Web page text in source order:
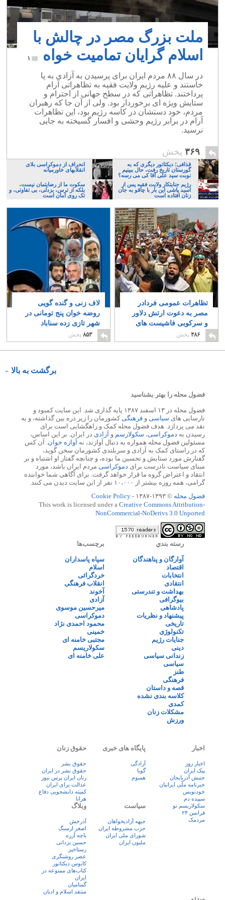
ملت بزرگ مصر در چالش با
اسلام گرایان تمامیت خواه
۱
در سال ۸۸ مردم ایران برای پرسیدن به آزادی به پا
خاستند و علیه رژیم ولایت فقیه به تظاهراتی آرام
پرداختند. تظاهراتی که در سطح جهانی از احترام و
ستایش ویژه ای برخوردار بود. ولی از آن جا که رهبران
مردم، خود دستشان در کاسه رژیم بود، این تظاهرات
آرام در برابر رژیم وحشی و افسار گسیخته به جایی
نرسید.
۳۶۹ پخش
قذافی؛ دیکتاتور دیگری که به
گورستان تاریخ رفت، حال ببینیم
نوبت سید علی آقا کی می رسه؟
انحراف از دموکراسی بلای
انقلابهای خاورمیانه
رژیم جنایتکار ولایت فقیه پس از
اسید پاشی این بار با چاقو به جان
زنان افتاده است
سکوت ما از رضایتمان نیست،
بلکه از ترس، بزدلی، بی تفاوتی، و
تک روی امان است
تظاهرات عمومی فردادر
مصر به دعوت ارتش دلاور
و سرکوبی فاشیست های
اسلامی
۴۸۶ پخش
لاف زنی و گنده گویی
روضه خوان پنج تومانی در
شهر تازی زده سناباد
(مشهد)
۸۵۳ پخش
برگشت به بالا
فضول محله را بهتر بشناسید
فضول محله در ۱۳ اسفند ۱۳۸۷ پایه گذاری شد. این سایت کمبود و
نارسایی های سیاسی و فرهنگی کشورمان را زیر ذره بین گذاشته، و به
نقد می پردازد. هدف فضول محله کمک و راهگشایی است برای
رسیدن به دموکراسی، سکولارسم و آزادی در ایران. بر این اساس،
مسئولین فضول محله همواره به دنبال آوازند، نه آوازه خوان . آن کس
که در راستای کمک به آزادی و سربلندی کشورمان سخن گوید،
گفتارش مورد ستایش و تحسین ما بوده، و چنانچه گفتار او اشتباه و بر
مبنای سیاست نادرست برای دموکراسی مردم ایران باشد، مورد
انتقاد و اعتراض گروه ما قرار خواهد گرفت. برای آگاهی شما خواننده
گرامی، همه روزه بیشتر از ۱۰،۰۰۰ نفر از این سایت دیدن می کنند.
فضول محله © ۱۳۹۳-۱۳۸۷ -
Cookie Policy
This work is licensed under a Creative Commons Attribution-
NonCommercial-NoDerivs 3.0 Unported
رسته بندي
آوارگان و پناهندگان
اقتصاد
انتخابات
انتقادی
بهداشت و تندرستی
بیوگرافی
پادشاهی
پیشنهاد و نظریات
تاریخی
تکنولوژی
جنایات رژیم
دینی
زندانی سیاسی
سیاسی
طنز
فرهنگی
قصه و داستان
کلاسه بندی نشده
کمدی
مشکلات زنان
ورزش
برچسب‌ها
سپاه پاسداران
اسلام
خردگرائی
انقلاب فرهنگی
آخوند
آزادی
میرحسین موسوی
دموکراسی
محمود احمدی نژاد
خمینی
مجتبی خامنه ای
سکولاریسم
علی خامنه ای
اخبار
اخبار روز
پيک ايران
جنبش آذربایجان
خبرنامه ملّی ایرانیان
خودنویس
سپیده دم
سکولاریسم نو
فرانس ۲۴
مردمک
پایگاه های خبری
آزادگی
گویا
همبوم
حقوق زنان
حقوق بشر
حقوق بشر در ایران
زنان ايران پرس نيوز
عدالت برای ایران
کمیته دانشجویی دفاع
هرانا
سیاست
جبهه آزادیخواهان
حزب مشروطه ایران
شورای ملی ایران
ملیون ایران
وبلاگ
آذرخش
اصغر ارسنگ
باچه آزره
حسین یزدانی
رستاخیز
عضر روشنگری
کابوس دیکتاتور
کتاب‌های ممنوعه در
ایران
گمنامیان
منتقد اسلام و ادیان